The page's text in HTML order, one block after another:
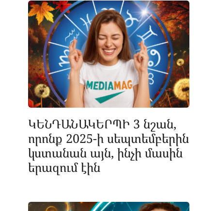
ԿԵՆԴԱՆԱԿԵՐՊԻ 3 նշան,
որոնք 2025-ի սեպտեմբերին
կստանան այն, ինչի մասին
երազում էին